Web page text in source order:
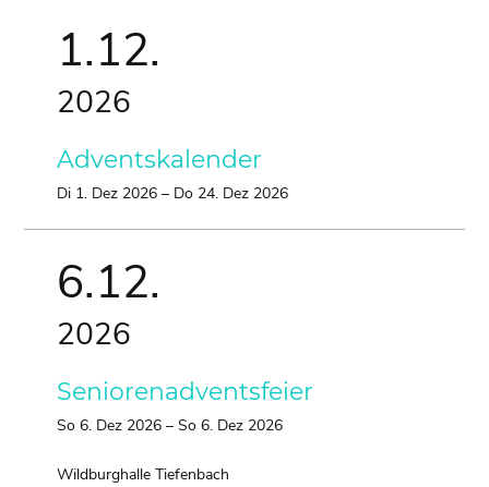
1.12.
2026
Adventskalender
Di 1. Dez 2026 – Do 24. Dez 2026
6.12.
2026
Seniorenadventsfeier
So 6. Dez 2026 – So 6. Dez 2026
Wildburghalle Tiefenbach